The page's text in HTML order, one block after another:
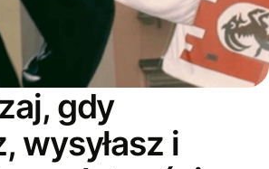
gdy
wysyłasz i